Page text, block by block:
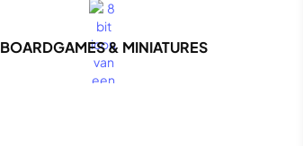
BOARDGAMES & MINIATURES